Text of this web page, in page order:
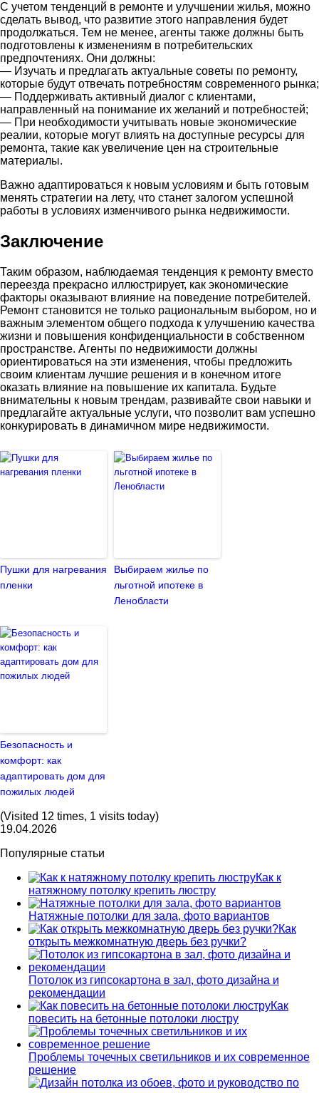
С учетом тенденций в ремонте и улучшении жилья, можно
сделать вывод, что развитие этого направления будет
продолжаться. Тем не менее, агенты также должны быть
подготовлены к изменениям в потребительских
предпочтениях. Они должны:
— Изучать и предлагать актуальные советы по ремонту,
которые будут отвечать потребностям современного рынка;
— Поддерживать активный диалог с клиентами,
направленный на понимание их желаний и потребностей;
— При необходимости учитывать новые экономические
реалии, которые могут влиять на доступные ресурсы для
ремонта, такие как увеличение цен на строительные
материалы.
Важно адаптироваться к новым условиям и быть готовым
менять стратегии на лету, что станет залогом успешной
работы в условиях изменчивого рынка недвижимости.
Заключение
Таким образом, наблюдаемая тенденция к ремонту вместо
переезда прекрасно иллюстрирует, как экономические
факторы оказывают влияние на поведение потребителей.
Ремонт становится не только рациональным выбором, но и
важным элементом общего подхода к улучшению качества
жизни и повышения конфиденциальности в собственном
пространстве. Агенты по недвижимости должны
ориентироваться на эти изменения, чтобы предложить
своим клиентам лучшие решения и в конечном итоге
оказать влияние на повышение их капитала. Будьте
внимательны к новым трендам, развивайте свои навыки и
предлагайте актуальные услуги, что позволит вам успешно
конкурировать в динамичном мире недвижимости.
Пушки для нагревания
пленки
Выбираем жилье по
льготной ипотеке в
Ленобласти
Безопасность и
комфорт: как
адаптировать дом для
пожилых людей
(Visited 12 times, 1 visits today)
19.04.2026
Популярные статьи
Как к
натяжному потолку крепить люстру
Натяжные потолки для зала, фото вариантов
Как
открыть межкомнатную дверь без ручки?
Потолок из гипсокартона в зал, фото дизайна и
рекомендации
Как
повесить на бетонные потолоки люстру
Проблемы точечных светильников и их современное
решение